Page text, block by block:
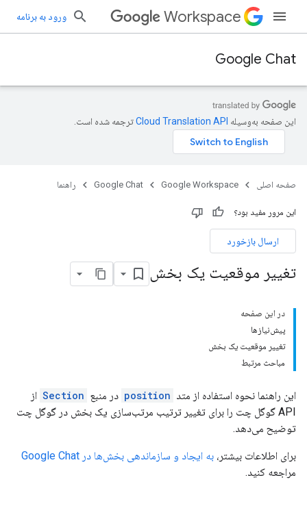
Workspace ورود به برنامه
Google Chat
این صفحه به‌وسیله ترجمه شده است.
صفحه اصلی Google Workspace
Google Chat راهنما
این مرور مفید بود؟
ارسال بازخورد
تغییر موقعیت یک بخش
در این صفحه
پیش‌نیازها
تغییر موقعیت یک بخش
مباحث مرتبط
این راهنما نحوه استفاده از متد position در منبع Section از
API گوگل چت را برای تغییر ترتیب مرتب‌سازی یک بخش در گوگل چت
توضیح می‌دهد.
برای اطلاعات بیشتر، به ایجاد و سازماندهی بخش‌ها در Google Chat
مراجعه کنید.